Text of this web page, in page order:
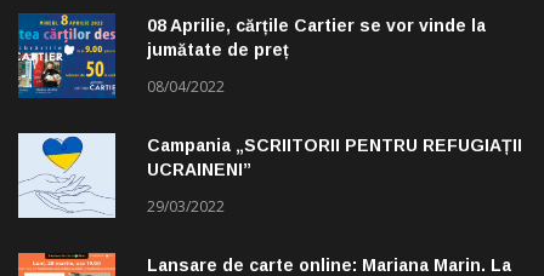
08 Aprilie, cărțile Cartier se vor vinde la
jumătate de preț
08/04/2022
Campania „SCRIITORII PENTRU REFUGIAȚII
UCRAINENI”
29/03/2022
Lansare de carte online: Mariana Marin. La